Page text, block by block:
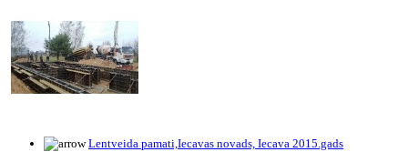
Lentveida pamati,Iecavas novads, Iecava 2015.gads